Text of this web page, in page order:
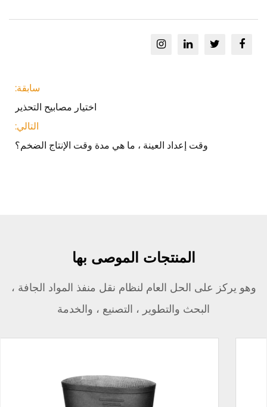
سابقة:
اختيار مصابيح التحذير
التالي:
وقت إعداد العينة ، ما هي مدة وقت الإنتاج الضخم؟
المنتجات الموصى بها
وهو يركز على الحل العام لنظام نقل منفذ المواد الجافة ،
البحث والتطوير ، التصنيع ، والخدمة